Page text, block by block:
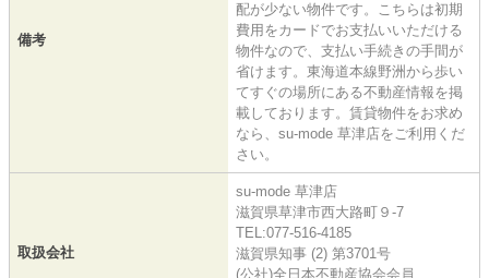
備考
配が少ない物件です。こちらは初期
費用をカードでお支払いいただける
物件なので、支払い手続きの手間が
省けます。東海道本線野洲から歩い
てすぐの場所にある不動産情報を掲
載しております。賃貸物件をお求め
なら、su-mode 草津店をご利用くだ
さい。
取扱会社
su-mode 草津店
滋賀県草津市西大路町９-7
TEL:077-516-4185
滋賀県知事 (2) 第3701号
(公社)全日本不動産協会会員